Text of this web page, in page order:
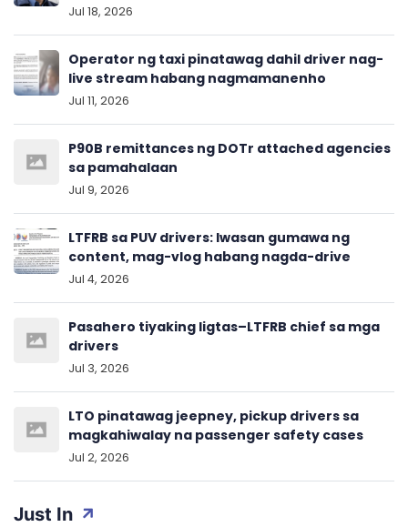
Just In
Jul 18, 2026
Operator ng taxi pinatawag dahil driver nag-
live stream habang nagmamanenho
Jul 11, 2026
P90B remittances ng DOTr attached agencies
sa pamahalaan
Jul 9, 2026
LTFRB sa PUV drivers: Iwasan gumawa ng
content, mag-vlog habang nagda-drive
Jul 4, 2026
Pasahero tiyaking ligtas–LTFRB chief sa mga
drivers
Jul 3, 2026
LTO pinatawag jeepney, pickup drivers sa
magkahiwalay na passenger safety cases
Jul 2, 2026